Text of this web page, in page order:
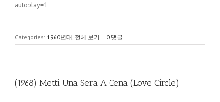
autoplay=1
Categories: 1960년대, 전체 보기 | 0 댓글
(1968) Metti Una Sera A Cena (Love Circle)